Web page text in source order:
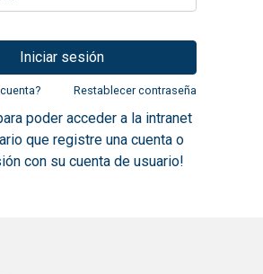
Iniciar sesión
Restablecer contraseña
poder acceder a la intranet
que registre una cuenta o
con su cuenta de usuario!